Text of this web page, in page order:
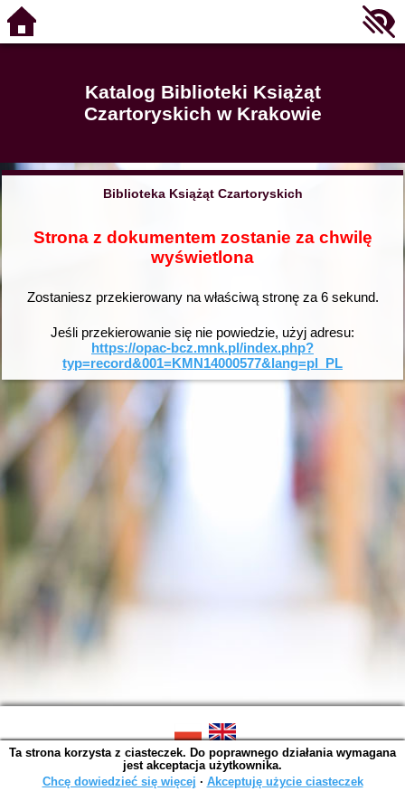
Katalog Biblioteki Książąt
Czartoryskich w Krakowie
Biblioteka Książąt Czartoryskich
Strona z dokumentem zostanie za chwilę
wyświetlona
Zostaniesz przekierowany na właściwą stronę za 6sekund.
Jeśli przekierowanie się nie powiedzie, użyj adresu:
https://opac-bcz.mnk.pl/index.php?
typ=record&001=KMN14000577&lang=pl_PL
SOWA OPAC v. 6.11.10 (2026-07-24)
Wygenerowano w 0,0015 s.
Ta strona korzysta z ciasteczek. Do poprawnego działania wymagana
jest akceptacja użytkownika.
Chcę dowiedzieć się więcej ∙ Akceptuję użycie ciasteczek